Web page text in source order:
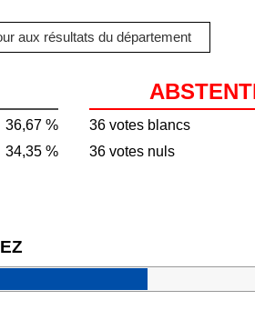
aux résultats du département
36,67 %
34,35 %
36 votes blancs
36 votes nuls